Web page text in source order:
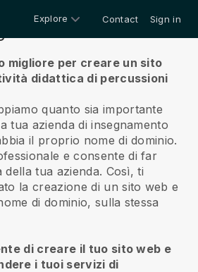
Explore Contact Sign in
migliore per creare un sito
didattica di percussioni
quanto sia importante
tua azienda di insegnamento
il proprio nome di dominio.
e consente di far
tua azienda. Così, ti
la creazione di un sito web e
di dominio, sulla stessa
di creare il tuo sito web e
i tuoi servizi di